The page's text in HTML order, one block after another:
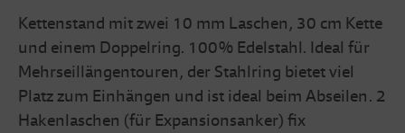
Kettenstand mit zwei 10 mm Laschen, 30 cm Kette
und einem Doppelring. 100% Edelstahl. Ideal für
Mehrseillängentouren, der Stahlring bietet viel
Platz zum Einhängen und ist ideal beim Abseilen. 2
Hakenlaschen (für Expansionsanker) fix